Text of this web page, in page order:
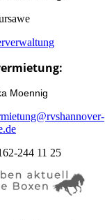
Moennig
244 11 25